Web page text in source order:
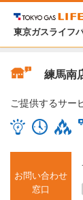
東京ガスライフ
練馬南
ご提供するサー
お問い合わせ
窓口